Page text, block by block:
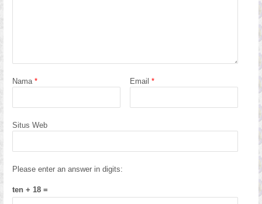
Nama * Email *
Situs Web
Please enter an answer in digits:
ten + 18 =